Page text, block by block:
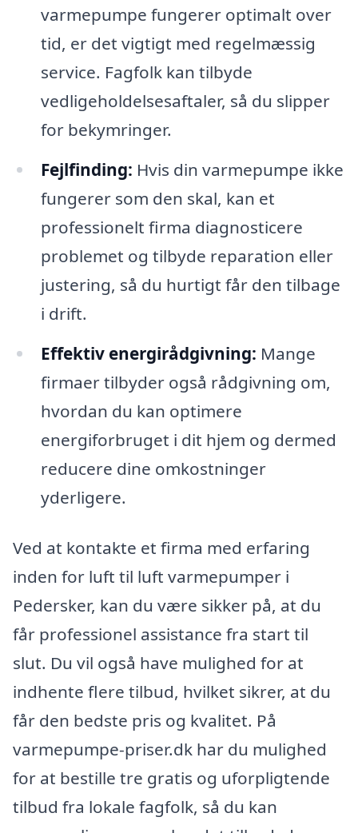
varmepumpe fungerer optimalt over
tid, er det vigtigt med regelmæssig
service. Fagfolk kan tilbyde
vedligeholdelsesaftaler, så du slipper
for bekymringer.
Fejlfinding: Hvis din varmepumpe ikke
fungerer som den skal, kan et
professionelt firma diagnosticere
problemet og tilbyde reparation eller
justering, så du hurtigt får den tilbage
i drift.
Effektiv energirådgivning: Mange
firmaer tilbyder også rådgivning om,
hvordan du kan optimere
energiforbruget i dit hjem og dermed
reducere dine omkostninger
yderligere.
Ved at kontakte et firma med erfaring
inden for luft til luft varmepumper i
Pedersker, kan du være sikker på, at du
får professionel assistance fra start til
slut. Du vil også have mulighed for at
indhente flere tilbud, hvilket sikrer, at du
får den bedste pris og kvalitet. På
varmepumpe-priser.dk har du mulighed
for at bestille tre gratis og uforpligtende
tilbud fra lokale fagfolk, så du kan